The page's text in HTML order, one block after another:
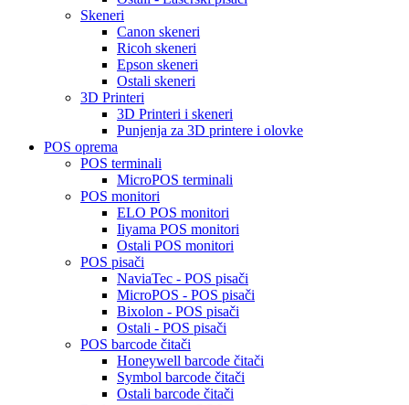
Skeneri
Canon skeneri
Ricoh skeneri
Epson skeneri
Ostali skeneri
3D Printeri
3D Printeri i skeneri
Punjenja za 3D printere i olovke
POS oprema
POS terminali
MicroPOS terminali
POS monitori
ELO POS monitori
Iiyama POS monitori
Ostali POS monitori
POS pisači
NaviaTec - POS pisači
MicroPOS - POS pisači
Bixolon - POS pisači
Ostali - POS pisači
POS barcode čitači
Honeywell barcode čitači
Symbol barcode čitači
Ostali barcode čitači